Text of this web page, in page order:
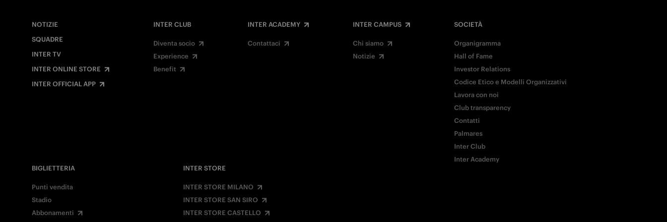
Facebook
Twitter
NOTIZIE
SQUADRE
INTER TV
INTER ONLINE STORE
INTER OFFICIAL APP
INTER CLUB
Diventa socio
Experience
Benefit
INTER ACADEMY
Contattaci
INTER CAMPUS
Chi siamo
Notizie
SOCIETÀ
Organigramma
Hall of Fame
Investor Relations
Codice Etico e Modelli Organizzativi
Lavora con noi
Club transparency
Contatti
Palmares
Inter Club
Inter Academy
BIGLIETTERIA
Punti vendita
Stadio
Abbonamenti
INTER STORE
INTER STORE MILANO
INTER STORE SAN SIRO
INTER STORE CASTELLO